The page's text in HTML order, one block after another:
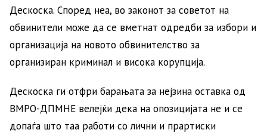
Дескоска. Според неа, во законот за советот на
обвинители може да се вметнат одредби за избори и
организација на новото обвинителство за
организиран криминал и висока корупција.
Дескоска ги отфри барањата за нејзина оставка од
ВМРО-ДПМНЕ велејќи дека на опозицијата не и се
допаѓа што таа работи со лични и прартиски